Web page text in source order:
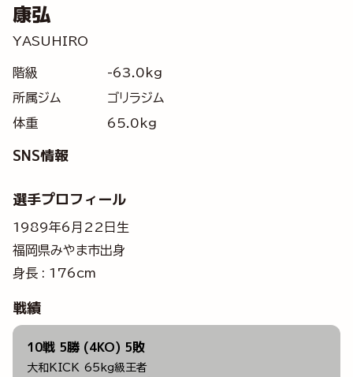
康弘
YASUHIRO
階級
-63.0kg
所属ジム
ゴリラジム
体重
65.0kg
SNS情報
選手プロフィール
1989年6月22日生
福岡県みやま市出身
身長 : 176cm
戦績
10戦 5勝 (4KO) 5敗
大和KICK 65kg級王者